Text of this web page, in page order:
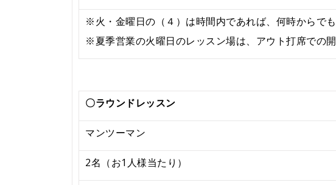
※火・金曜日の（４）は時間内であれば、何時からで
※夏季営業の火曜日のレッスン場は、アウト打席での開
〇ラウンドレッスン
マンツーマン
2名（お1人様当たり）